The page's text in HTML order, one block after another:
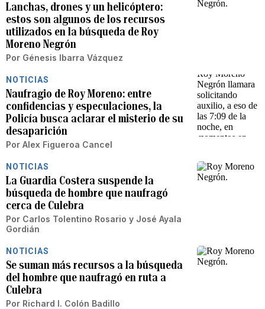
Lanchas, drones y un helicóptero:
estos son algunos de los recursos
utilizados en la búsqueda de Roy
Moreno Negrón
Por Génesis Ibarra Vázquez
NOTICIAS
Naufragio de Roy Moreno: entre
confidencias y especulaciones, la
Policía busca aclarar el misterio de su
desaparición
Por Alex Figueroa Cancel
NOTICIAS
La Guardia Costera suspende la
búsqueda de hombre que naufragó
cerca de Culebra
Por Carlos Tolentino Rosario y José Ayala
Gordián
NOTICIAS
Se suman más recursos a la búsqueda
del hombre que naufragó en ruta a
Culebra
Por Richard I. Colón Badillo